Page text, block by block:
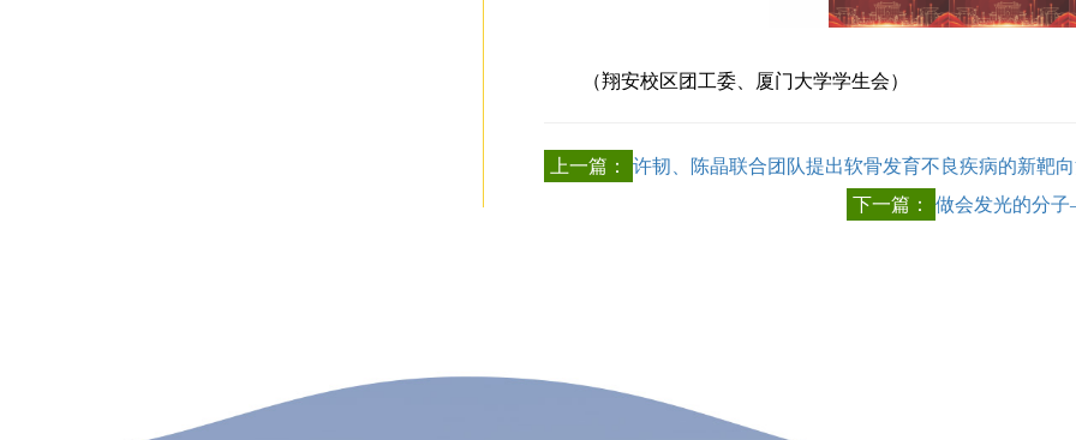
（翔安校区团工委、厦门大学学生会）
上一篇：
许韧、陈晶联合团队提出软骨发育不良疾病的新靶
下一篇：
做会发光的分